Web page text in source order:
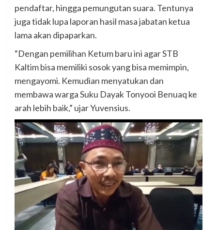
pendaftar, hingga pemungutan suara. Tentunya
juga tidak lupa laporan hasil masa jabatan ketua
lama akan dipaparkan.
“Dengan pemilihan Ketum baru ini agar STB
Kaltim bisa memiliki sosok yang bisa memimpin,
mengayomi. Kemudian menyatukan dan
membawa warga Suku Dayak Tonyooi Benuaq ke
arah lebih baik,” ujar Yuvensius.